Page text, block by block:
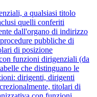
a qualsiasi titolo
quelli conferiti
dall'organo di indirizzo
pubbliche di
di posizione
funzioni dirigenziali (da
che distinguano le
dirigenti, dirigenti
titolari di